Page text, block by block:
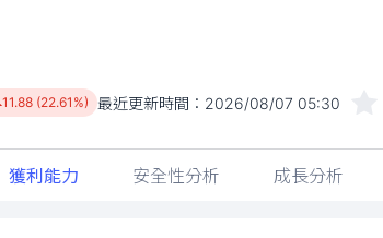
11.88 (22.61%) 最近更新時間： 2026/08/07 05:30
獲利能力 安全性分析 成長分析